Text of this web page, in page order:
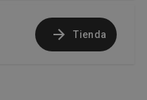
Tienda